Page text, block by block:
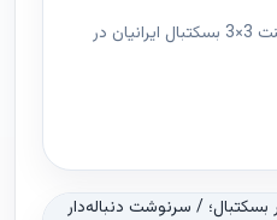
گزارش برگزاری نخستین تورنمنت 3×3 بسکتبال ایرانیان در